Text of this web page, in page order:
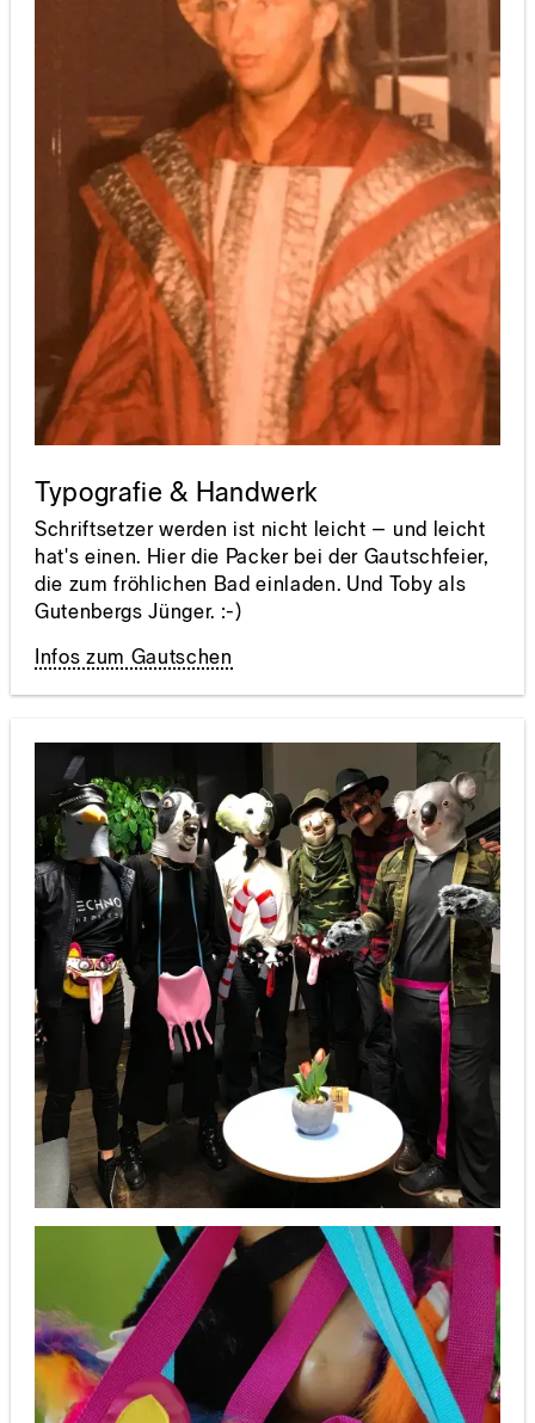
Typografie & Handwerk
Schriftsetzer werden ist nicht leicht – und leicht
hat's einen. Hier die Packer bei der Gautschfeier,
die zum fröhlichen Bad einladen. Und Toby als
Gutenbergs Jünger. :-)
Infos zum Gautschen